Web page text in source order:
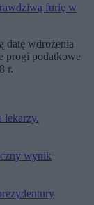
furię w
datę wdrożenia
progi podatkowe
r.
lekarzy.
wynik